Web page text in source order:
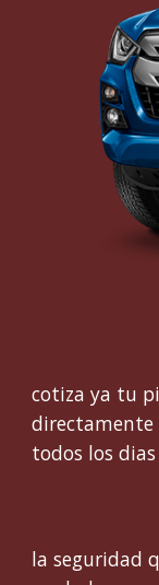
cotiza ya tu
directamente
todos los
la seguridad